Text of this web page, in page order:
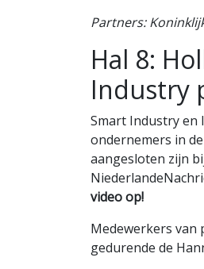
Partners:
Hal 8:
Industry
Smart Industry en
ondernemers in
aangesloten zijn
video op!
Medewerkers van
gedurende de